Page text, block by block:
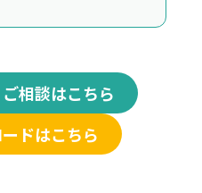
相談はこちら
ドはこちら